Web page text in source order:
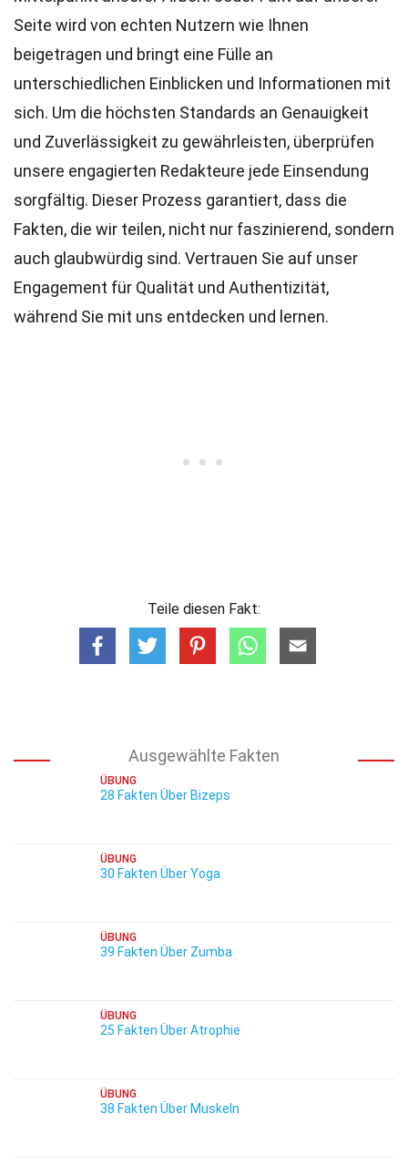
Seite wird von echten Nutzern wie Ihnen
beigetragen und bringt eine Fülle an
unterschiedlichen Einblicken und Informationen mit
sich. Um die höchsten Standards an Genauigkeit
und Zuverlässigkeit zu gewährleisten, überprüfen
unsere engagierten Redakteure jede Einsendung
sorgfältig. Dieser Prozess garantiert, dass die
Fakten, die wir teilen, nicht nur faszinierend, sondern
auch glaubwürdig sind. Vertrauen Sie auf unser
Engagement für Qualität und Authentizität,
während Sie mit uns entdecken und lernen.
Teile diesen Fakt:
Ausgewählte Fakten
ÜBUNG
28 Fakten Über Bizeps
ÜBUNG
30 Fakten Über Yoga
ÜBUNG
39 Fakten Über Zumba
ÜBUNG
25 Fakten Über Atrophie
ÜBUNG
38 Fakten Über Muskeln